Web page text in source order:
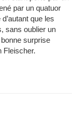
par un quatuor
que les
sans oublier un
surprise
Fleischer.